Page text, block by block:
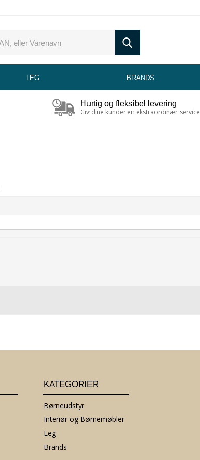
LEG BRANDS
Hurtig og fleksibel levering
Giv dine kunder en ekstraordinær service
KATEGORIER
Børneudstyr
Interiør og Børnemøbler
Leg
Brands